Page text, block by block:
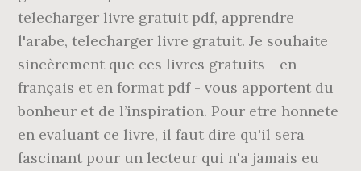
telecharger livre gratuit pdf, apprendre
l'arabe, telecharger livre gratuit. Je souhaite
sincèrement que ces livres gratuits - en
français et en format pdf - vous apportent du
bonheur et de l’inspiration. Pour etre honnete
en evaluant ce livre, il faut dire qu'il sera
fascinant pour un lecteur qui n'a jamais eu